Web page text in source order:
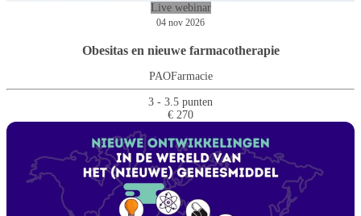
Live webinar
04 nov 2026
Obesitas en nieuwe farmacotherapie
PAOFarmacie
3 - 3.5 punten
€ 270